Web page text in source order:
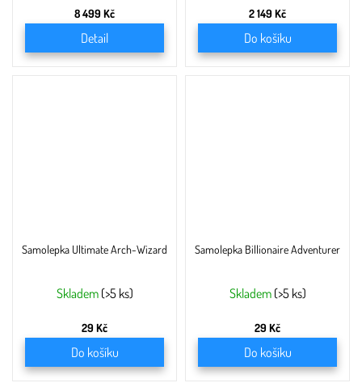
8 499 Kč
Detail
2 149 Kč
Do košíku
Samolepka Ultimate Arch-Wizard
Skladem (>5 ks)
29 Kč
Do košíku
Samolepka Billionaire Adventurer
Skladem (>5 ks)
29 Kč
Do košíku